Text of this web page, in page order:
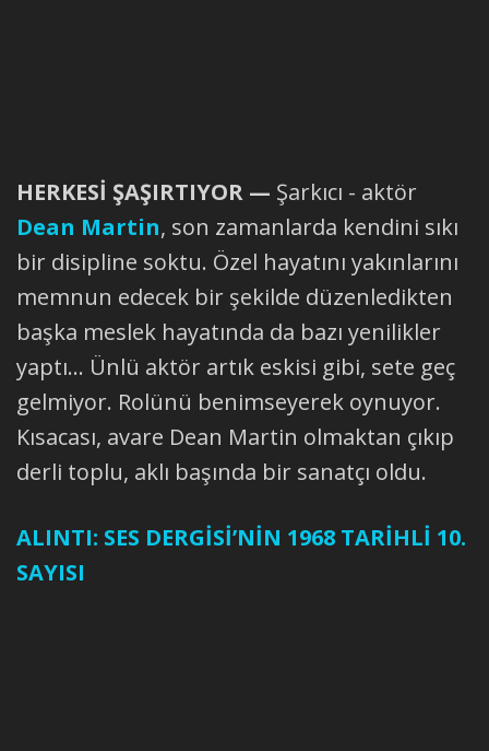
HERKESİ ŞAŞIRTIYOR — Şarkıcı - aktör
Dean Martin, son zamanlarda kendini sıkı
bir disipline soktu. Özel hayatını yakınlarını
memnun edecek bir şekilde düzenledikten
başka meslek hayatında da bazı yenilikler
yaptı... Ünlü aktör artık eskisi gibi, sete geç
gelmiyor. Rolünü benimseyerek oynuyor.
Kısacası, avare Dean Martin olmaktan çıkıp
derli toplu, aklı başında bir sanatçı oldu.
ALINTI: SES DERGİSİ’NİN 1968 TARİHLİ 10.
SAYISI